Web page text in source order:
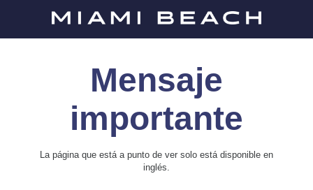
Mensaje
importante
La página que está a punto de ver solo está disponible en
inglés.